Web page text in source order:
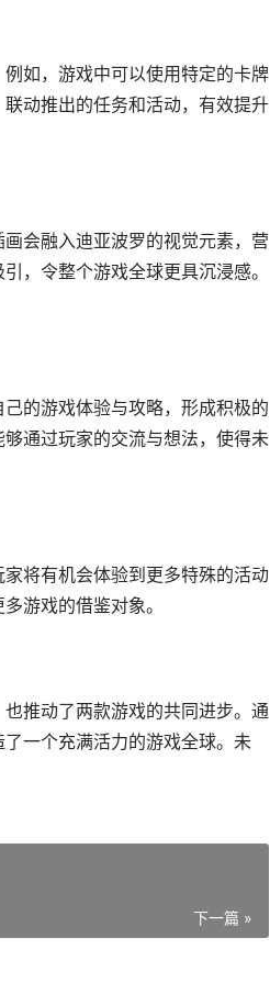
如，游戏中可以使用特定的卡牌
动推出的任务和活动，有效提升
会融入迪亚波罗的视觉元素，营
，令整个游戏全球更具沉浸感。
的游戏体验与攻略，形成积极的
通过玩家的交流与想法，使得未
将有机会体验到更多特殊的活动
游戏的借鉴对象。
推动了两款游戏的共同进步。通
一个充满活力的游戏全球。未
下一篇 »